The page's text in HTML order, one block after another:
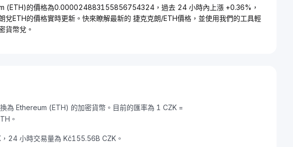
(ETH)的價格為0.000024883155856754324，過去 24 小時內上漲 +0.36%，
ETH的價格實時更新。快來瞭解最新的 捷克克朗/ETH價格，並使用我們的工具輕
貨幣兌。
為 Ethereum (ETH) 的加密貨幣。目前的匯率為 1 CZK =
。
24 小時交易量為 Kč155.56B CZK。